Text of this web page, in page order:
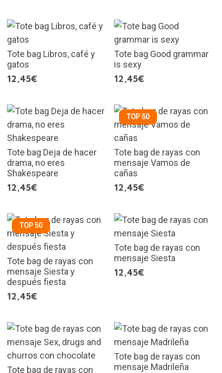
Tote bag Libros, café y
gatos
12,45€
Tote bag Good grammar
is sexy
12,45€
Tote bag Deja de hacer
drama, no eres
Shakespeare
12,45€
TOP 50
Tote bag de rayas con
mensaje Vamos de
cañas
12,45€
TOP 50
Tote bag de rayas con
mensaje Siesta y
después fiesta
12,45€
Tote bag de rayas con
mensaje Siesta
12,45€
Tote bag de rayas con
Tote bag de rayas con
mensaje Madrileña